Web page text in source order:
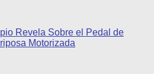
Revela Sobre el Pedal de
Motorizada